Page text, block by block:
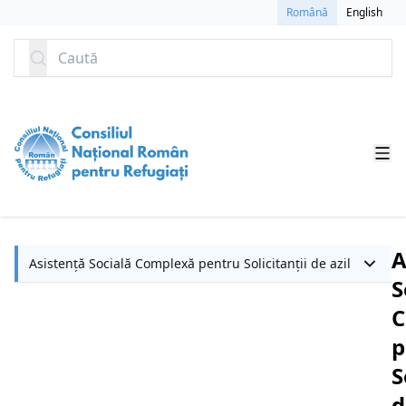
Română English
Caută
Asistență Socială Complexă pentru Solicitanții de azil